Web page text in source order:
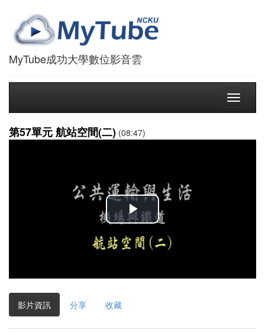
MyTube成功大學數位影音雲
Toggle
第57單元 航站空間(二) (08:47)
播
放
影
影片資訊 分享 收藏